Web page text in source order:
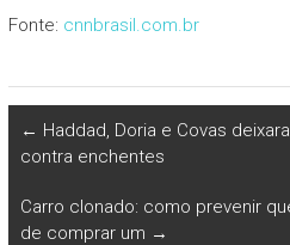
Fonte: cnnbrasil.com.br
← Haddad, Doria e Covas
contra enchentes
Carro clonado: como prevenir
de comprar um →